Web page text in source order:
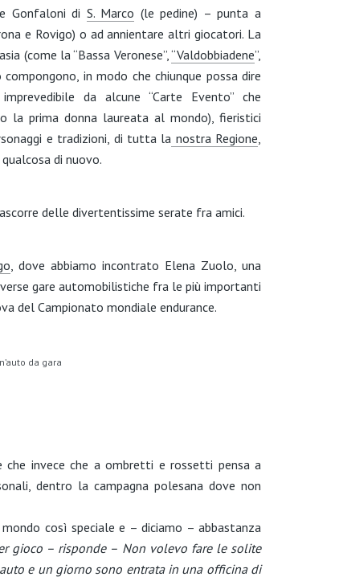
e Gonfaloni di S. Marco (le pedine) – punta a
e Rovigo) o ad annientare altri giocatori. La
(come la “Bassa Veronese”,“Valdobbiadene”,
in modo che chiunque possa dire
da alcune “Carte Evento” che
la prima donna laureata al mondo), fieristici
e tradizioni, di tutta la nostra Regione,
di nuovo.
delle divertentissime serate fra amici.
, dove abbiamo incontrato Elena Zuolo, una
gare automobilistiche fra le più importanti
del Campionato mondiale endurance.
da gara
invece che a ombretti e rossetti pensa a
dentro la campagna polesana dove non
così speciale e – diciamo – abbastanza
gioco – risponde – Non volevo fare le solite
e un giorno sono entrata in una officina di